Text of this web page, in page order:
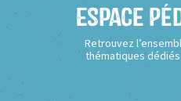
Espace
Retrouvez
thématiques dédiés